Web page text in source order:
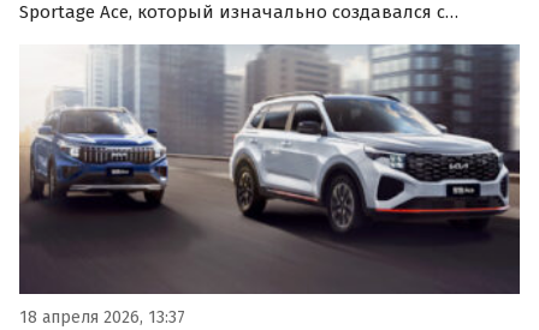
Sportage Ace, который изначально создавался с
на одном из сайтов объявлений в апреле начинаются
от 3 091 000 рублей, сообщает портал «Автоновости
дня».
18 апреля 2026, 13:37